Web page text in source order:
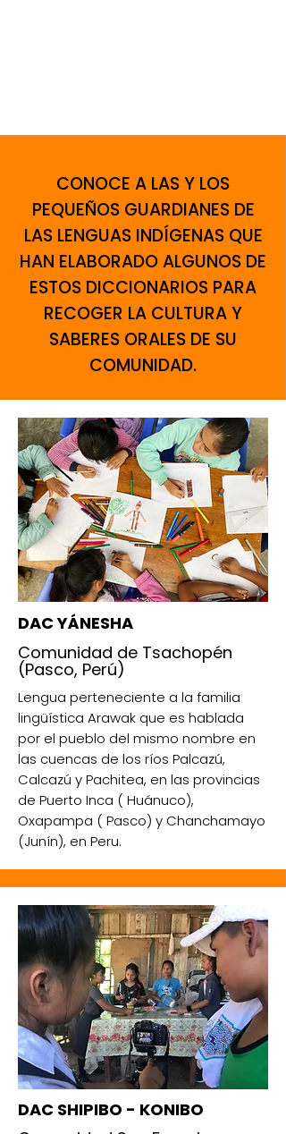
CONOCE A LAS Y LOS
PEQUEÑOS GUARDIANES DE
LAS LENGUAS INDÍGENAS QUE
HAN ELABORADO ALGUNOS DE
ESTOS DICCIONARIOS PARA
RECOGER LA CULTURA Y
SABERES ORALES DE SU
COMUNIDAD.
DAC YÁNESHA
Comunidad de Tsachopén
(Pasco, Perú)
Lengua perteneciente a la familia
lingüística Arawak que es hablada
por el pueblo del mismo nombre en
las cuencas de los ríos Palcazú,
Calcazú y Pachitea, en las provincias
de Puerto Inca ( Huánuco),
Oxapampa ( Pasco) y Chanchamayo
(Junín), en Peru.
DAC SHIPIBO - KONIBO​